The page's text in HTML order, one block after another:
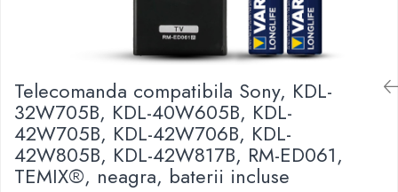
Telecomenzi Metz
Telecomenzi Nei
Telecomenzi Orion
Telecomenzi Panasonic
Telecomenzi Philips
Telecomanda compatibila Sony, KDL-
32W705B, KDL-40W605B, KDL-
42W705B, KDL-42W706B, KDL-
42W805B, KDL-42W817B, RM-ED061,
TEMIX®, neagra, baterii incluse